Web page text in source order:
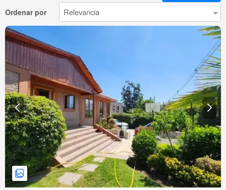
Ordenar por